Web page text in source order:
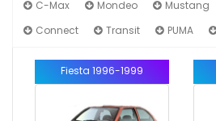
C-Max
Mondeo Mustang
Connect
Transit PUMA
Fiesta 1996-1999